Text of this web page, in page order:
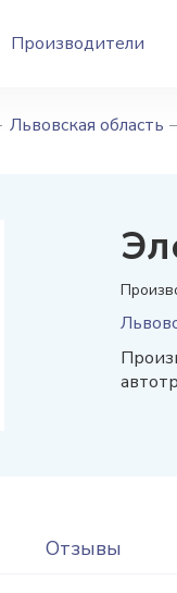
Производители
Львовская область
Отзывы